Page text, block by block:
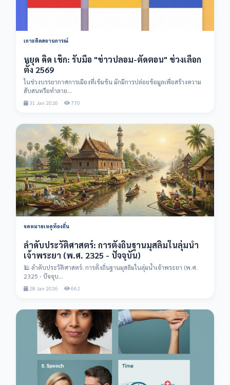
เกาะติดสถานการณ์
หยุด คิด เช็ก: รับมือ "ข่าวปลอม-ตัดตอน" ช่วงเลือก
ตั้ง 2569
ในช่วงบรรยากาศการเมืองที่เข้มข้น มักมีการปล่อยข้อมูลเพื่อสร้างความ
สับสนหรือทำลาย...
31 Jan 2026 770
จดหมายเหตุท้องถิ่น
ลำดับประวัติศาสตร์: การตั้งถิ่นฐานมุสลิมในลุ่มน้ำ
เจ้าพระยา (พ.ศ. 2325 - ปัจจุบัน)
🕌 ลำดับประวัติศาสตร์: การตั้งถิ่นฐานมุสลิมในลุ่มน้ำเจ้าพระยา (พ.ศ.
2325 - ปัจจุบ...
28 Jan 2026 662